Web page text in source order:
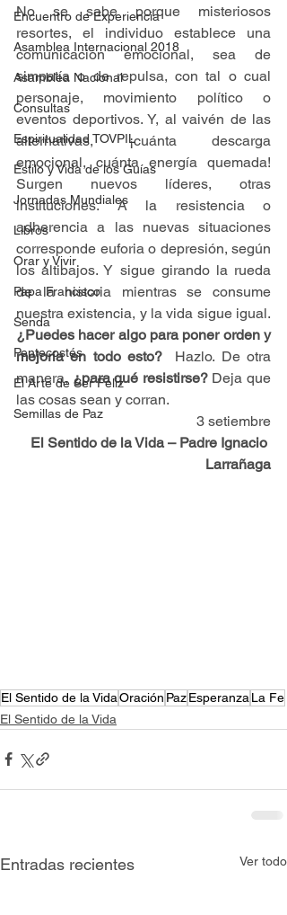
Encuentro de Experiencia
Asamblea Internacional 2018
Asamblea Nacional
Consultas
Espiritualidad TOVPIL
Estilo y Vida de los Guías
Jornadas Mundiales
Libros
Orar y Vivir
Papa Francisco
Senda
Pentecostés
El Arte de Ser Feliz
Semillas de Paz
No se sabe porque misteriosos
resortes, el individuo establece una
comunicación emocional, sea de
simpatía o de repulsa, con tal o cual
personaje, movimiento político o
eventos deportivos. Y, al vaivén de las
alternativas, ¡cuánta descarga
emocional, cuánta energía quemada!
Surgen nuevos líderes, otras
instituciones. A la resistencia o
adherencia a las nuevas situaciones
corresponde euforia o depresión, según
los altibajos. Y sigue girando la rueda
de la historia mientras se consume
¿Puedes hacer algo para poner orden y
mejoría en todo esto? Hazlo. De otra
manera, ¿para qué resistirse? Deja que
las cosas sean y corran.
3 setiembre
El Sentido de la Vida – Padre Ignacio
Larrañaga
El Sentido de la VidaOración PazEsperanza La Fe
El Sentido de la Vida
Entradas recientes Ver todo